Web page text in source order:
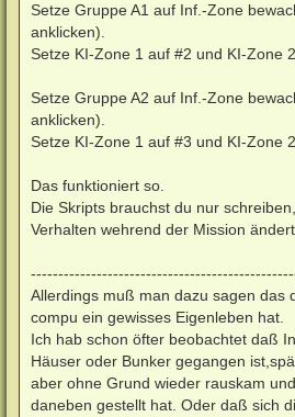
Setze Gruppe A1 auf Inf.-Zone
anklicken).
Setze KI-Zone 1 auf #2 und KI-Zone
Setze Gruppe A2 auf Inf.-Zone
anklicken).
Setze KI-Zone 1 auf #3 und KI-Zone
Das funktioniert so.
Die Skripts brauchst du nur
Verhalten wehrend der Mission
Allerdings muß man dazu sagen das
compu ein gewisses Eigenleben hat.
Ich hab schon öfter beobachtet daß
Häuser oder Bunker gegangen
aber ohne Grund wieder rauskam
daneben gestellt hat. Oder daß sich